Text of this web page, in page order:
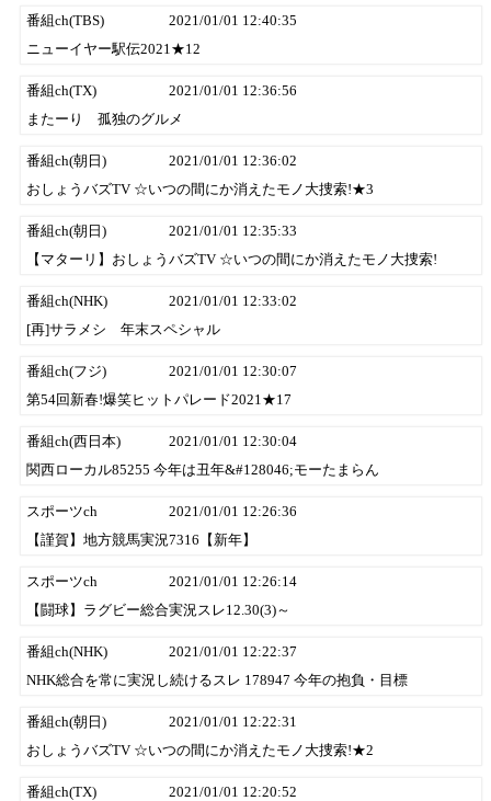
番組ch(TBS)
2021/01/01 12:40:35
ニューイヤー駅伝2021★12
番組ch(TX)
2021/01/01 12:36:56
またーり 孤独のグルメ
番組ch(朝日)
2021/01/01 12:36:02
おしょうバズTV ☆いつの間にか消えたモノ大捜索!★3
番組ch(朝日)
2021/01/01 12:35:33
【マターリ】おしょうバズTV ☆いつの間にか消えたモノ大捜索!
番組ch(NHK)
2021/01/01 12:33:02
[再]サラメシ 年末スペシャル
番組ch(フジ)
2021/01/01 12:30:07
第54回新春!爆笑ヒットパレード2021★17
番組ch(西日本)
2021/01/01 12:30:04
関西ローカル85255 今年は丑年&#128046;モーたまらん
スポーツch
2021/01/01 12:26:36
【謹賀】地方競馬実況7316【新年】
スポーツch
2021/01/01 12:26:14
【闘球】ラグビー総合実況スレ12.30(3)～
番組ch(NHK)
2021/01/01 12:22:37
NHK総合を常に実況し続けるスレ 178947 今年の抱負・目標
番組ch(朝日)
2021/01/01 12:22:31
おしょうバズTV ☆いつの間にか消えたモノ大捜索!★2
番組ch(TX)
2021/01/01 12:20:52